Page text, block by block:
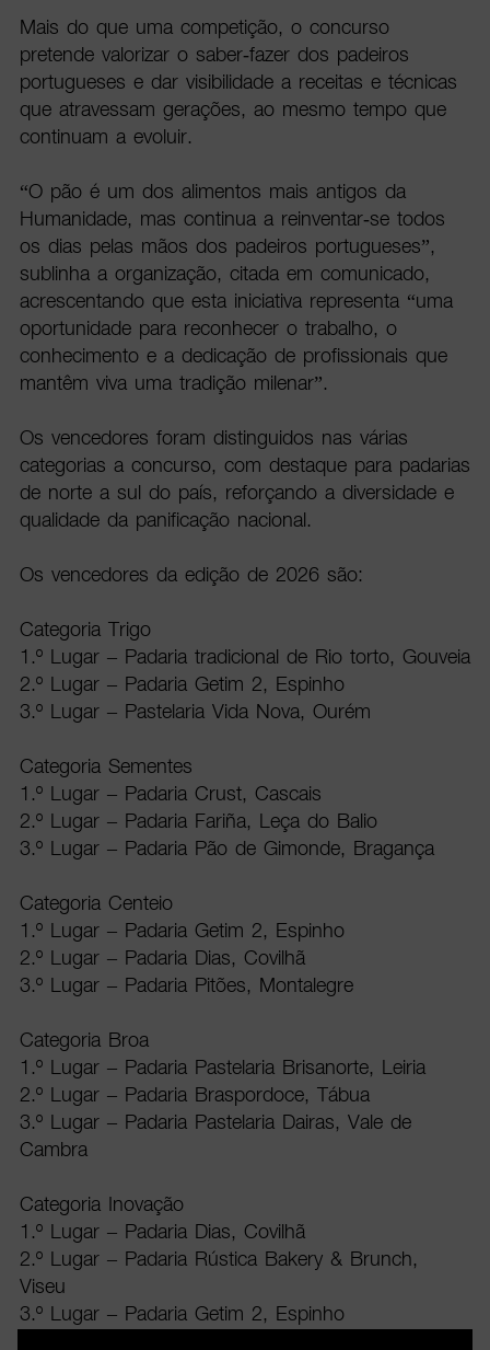
Mais do que uma competição, o concurso
pretende valorizar o saber-fazer dos padeiros
portugueses e dar visibilidade a receitas e técnicas
que atravessam gerações, ao mesmo tempo que
continuam a evoluir.
“O pão é um dos alimentos mais antigos da
Humanidade, mas continua a reinventar-se todos
os dias pelas mãos dos padeiros portugueses”,
sublinha a organização, citada em comunicado,
acrescentando que esta iniciativa representa “uma
oportunidade para reconhecer o trabalho, o
conhecimento e a dedicação de profissionais que
mantêm viva uma tradição milenar”.
Os vencedores foram distinguidos nas várias
categorias a concurso, com destaque para padarias
de norte a sul do país, reforçando a diversidade e
qualidade da panificação nacional.
Os vencedores da edição de 2026 são:
Categoria Trigo
1.º Lugar – Padaria tradicional de Rio torto, Gouveia
2.º Lugar – Padaria Getim 2, Espinho
3.º Lugar – Pastelaria Vida Nova, Ourém
Categoria Sementes
1.º Lugar – Padaria Crust, Cascais
2.º Lugar – Padaria Fariña, Leça do Balio
3.º Lugar – Padaria Pão de Gimonde, Bragança
Categoria Centeio
1.º Lugar – Padaria Getim 2, Espinho
2.º Lugar – Padaria Dias, Covilhã
3.º Lugar – Padaria Pitões, Montalegre
Categoria Broa
1.º Lugar – Padaria Pastelaria Brisanorte, Leiria
2.º Lugar – Padaria Braspordoce, Tábua
3.º Lugar – Padaria Pastelaria Dairas, Vale de
Cambra
Categoria Inovação
1.º Lugar – Padaria Dias, Covilhã
2.º Lugar – Padaria Rústica Bakery & Brunch,
Viseu
3.º Lugar – Padaria Getim 2, Espinho